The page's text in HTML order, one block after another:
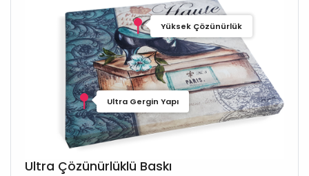
Yüksek Çözünürlük
Ultra Gergin Yapı
Ultra Çözünürlüklü Baskı